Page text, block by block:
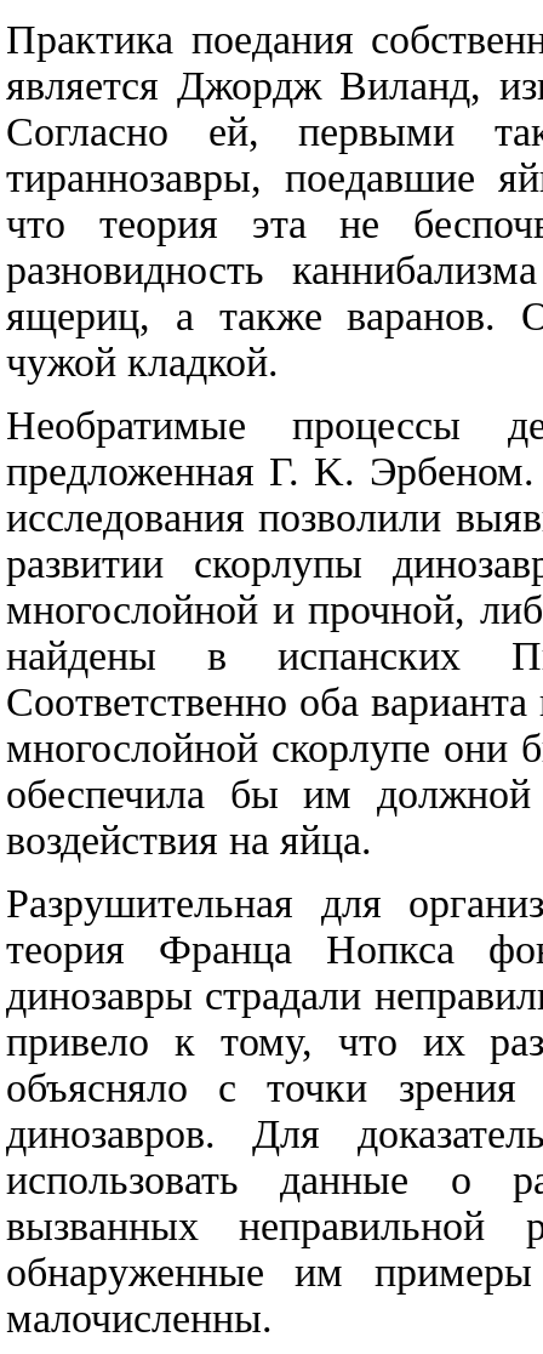
Практика поедания
является Джордж Виланд,
Согласно ей, первыми
тираннозавры, поедавшие
что теория эта не
разновидность
ящериц, а также варанов.
чужой кладкой.
Необратимые процессы
предложенная Г. K.
исследования позволили
развитии скорлупы
многослойной и прочной,
найдены в испанских
Соответственно оба
многослойной скорлупе они
обеспечила бы им должной
воздействия на яйца.
Разрушительная для
теория Франца Нопкса
динозавры страдали
привело к тому, что их
объясняло с точки зрения
динозавров. Для
использовать данные о
вызванных неправильной
обнаруженные им
малочисленны.